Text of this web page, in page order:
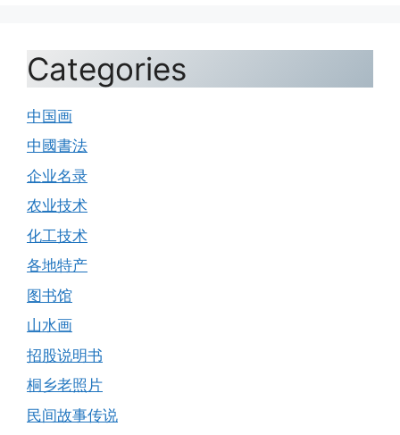
Categories
中国画
中國書法
企业名录
农业技术
化工技术
各地特产
图书馆
山水画
招股说明书
桐乡老照片
民间故事传说